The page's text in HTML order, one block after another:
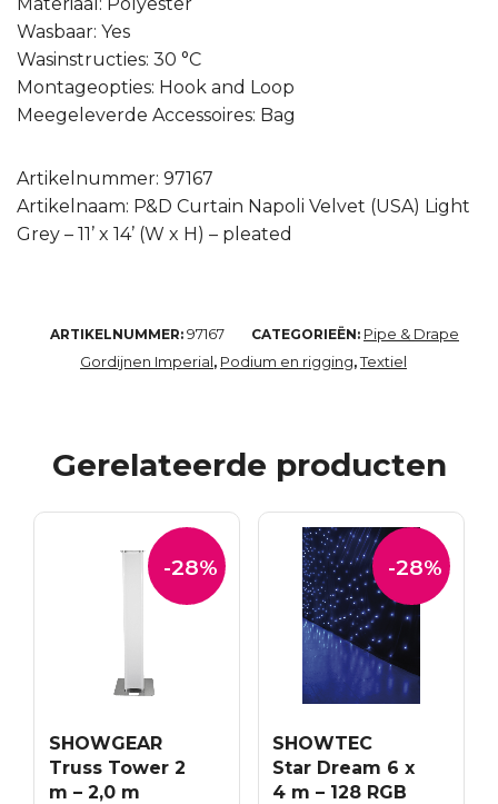
Wasbaar: Yes
Wasinstructies: 30 °C
Montageopties: Hook and Loop
Meegeleverde Accessoires: Bag
Artikelnummer: 97167
Artikelnaam: P&D Curtain Napoli Velvet (USA) Light
Grey – 11’ x 14’ (W x H) – pleated
ARTIKELNUMMER: 97167 CATEGORIEËN: Pipe & Drape
Gordijnen Imperial, Podium en rigging,Textiel
Gerelateerde producten
-28%
SHOWGEAR
Truss Tower 2
m – 2,0 m
-28%
SHOWTEC
Star Dream 6 x
4 m – 128 RGB